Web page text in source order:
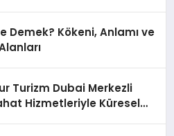
Demek? Kökeni, Anlamı ve
Turizm Dubai Merkezli
Hizmetleriyle Küresel